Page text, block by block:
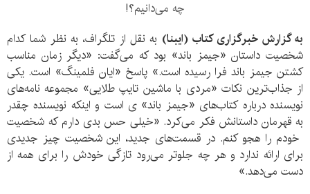
چه می‌دانیم؟!
به گزارش خبرگزاری کتاب (ایبنا) به نقل از تلگراف، به نظر شما کدام
شخصیت داستان «جیمز باند» بود که می‌گفت: «دیگر زمان مناسب
کشتن جیمز باند فرا رسیده است.» پاسخ «ایان فلمینگ» است. یکی
از جذاب‌ترین نکات «مردی با ماشین تایپ طلایی» مجموعه نامه‌های
نویسنده درباره کتاب‌های «جیمز باند» ی است و اینکه نویسنده چقدر
به قهرمان داستانش فکر می‌کرد. «خیلی حس بدی دارم که شخصیت
خودم را هجو کنم. در قسمت‌های جدید، این شخصیت چیز جدیدی
برای ارائه ندارد و هر چه جلوتر می‌رود تازگی خودش را برای همه از
دست می‌دهد.»